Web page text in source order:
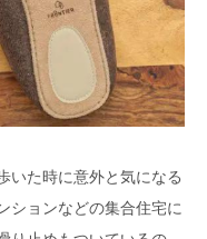
いた時に意外と気になる
ションなどの集合住宅に